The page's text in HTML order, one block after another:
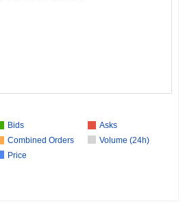
Bids
Asks
Combined Orders
Volume (24h)
Price